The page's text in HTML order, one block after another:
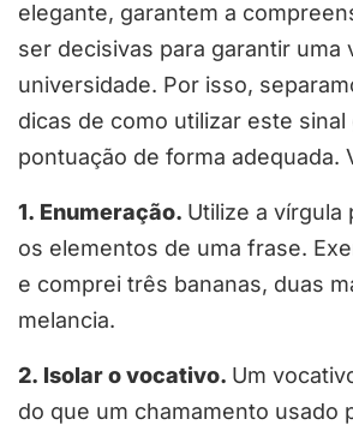
elegante, garantem a
ser decisivas para garantir uma
universidade. Por isso,
dicas de como utilizar este
pontuação de forma adequada.
1. Enumeração. Utilize a vírgula
os elementos de uma frase.
e comprei três bananas, duas
melancia.
2. Isolar o vocativo. Um
do que um chamamento usado